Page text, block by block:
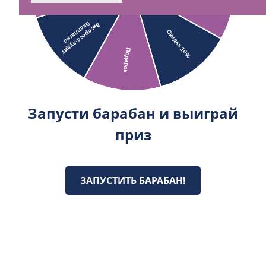
Запусти барабан и выиграй
приз
ЗАПУСТИТЬ БАРАБАН!